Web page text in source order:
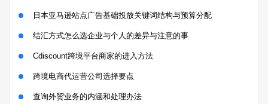
日本亚马逊站点广告基础投放关键词结构与预算分配
结汇方式怎么选企业与个人的差异与注意的事
Cdiscount跨境平台商家的进入方法
跨境电商代运营公司选择要点
查询外贸业务的内涵和处理办法